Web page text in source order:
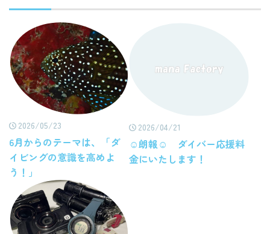
2026/05/23
6月からのテーマは、「ダ
イビングの意識を高めよ
う！」
2026/04/21
☺朗報☺ ダイバー応援料
金にいたします！